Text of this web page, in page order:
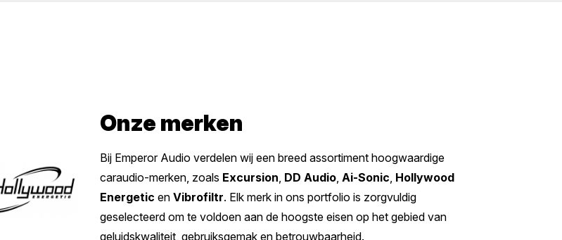
Onze merken
Bij Emperor Audio verdelen wij een breed assortiment hoogwaardige
caraudio-merken, zoals Excursion DD Audio Ai-Sonic Hollywood
Energetic en Vibrofiltr. Elk merk in ons portfolio is zorgvuldig
geselecteerd om te voldoen aan de hoogste eisen op het gebied van
geluidskwaliteit, gebruiksgemak en betrouwbaarheid.